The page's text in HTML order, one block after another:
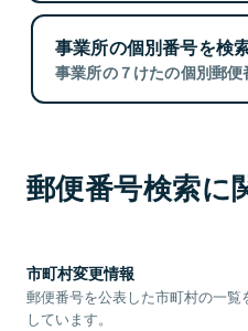
事業所の個別番号を検
事業所の７けたの個別郵便
郵便番号検索に
市町村変更情報
郵便番号を公表した市町村の一
しています。